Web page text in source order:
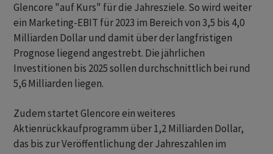
Glencore "auf Kurs" für die Jahresziele. So wird weiter
ein Marketing-EBIT für 2023 im Bereich von 3,5 bis 4,0
Milliarden Dollar und damit über der langfristigen
Prognose liegend angestrebt. Die jährlichen
Investitionen bis 2025 sollen durchschnittlich bei rund
5,6 Milliarden liegen.
Zudem startet Glencore ein weiteres
Aktienrückkaufprogramm über 1,2 Milliarden Dollar,
das bis zur Veröffentlichung der Jahreszahlen im